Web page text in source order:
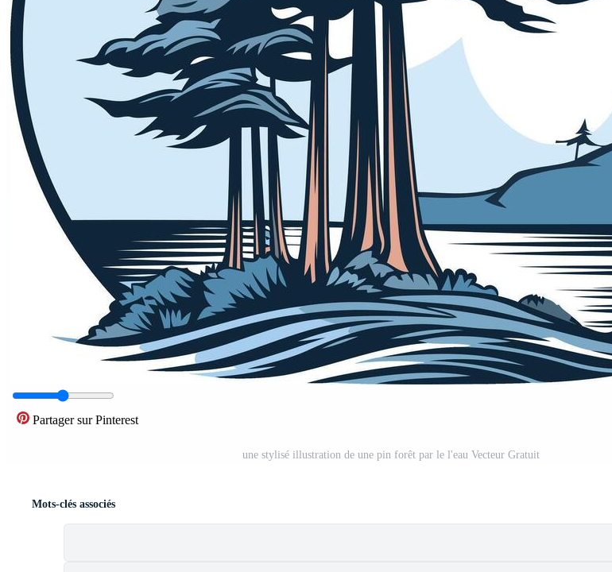
Partager sur Pinterest
une stylisé illustration de une pin forêt par le l'eau Vecteur Gratuit
Mots-clés associés